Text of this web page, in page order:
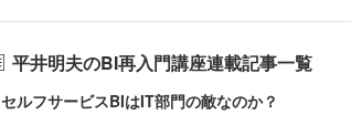
平井明夫のBI再入門講座連載記事一覧
セルフサービスBIはIT部門の敵なのか？